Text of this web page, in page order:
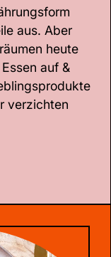
aus. Aber
heute
auf &
verzichten